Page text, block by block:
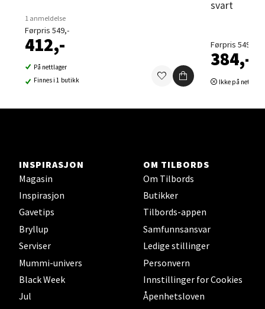
1 anmeldelse
Førpris 549,-
412,-
På nettlager
Finnes i 1 butikk
svart
Førpris 549,-
384,-
Ikke på
INSPIRASJON
Magasin
Inspirasjon
Gavetips
Bryllup
Serviser
Mummi-univers
Black Week
Jul
OM TILBORDS
Om Tilbords
Butikker
Tilbords-appen
Samfunnsansvar
Ledige stillinger
Personvern
Innstillinger for Cookies
Åpenhetsloven
Velg
Sortland - Sortland Storsenter
Åpent i dag 10-19
Steinkjer - Thon Senter Steinkjer
Sjøfartsgata 2, 7714 Steinkjer
Åpent i dag 10-20
0 i butikk